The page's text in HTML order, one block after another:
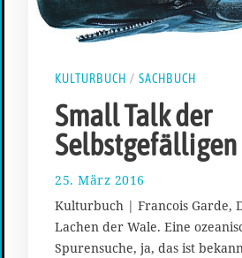
KULTURBUCH / SACHBUCH
Small Talk der
Selbstgefälligen
25. März 2016
.
M
a
Kulturbuch | Francois Garde,
Lachen der Wale. Eine
Spurensuche, ja, das ist